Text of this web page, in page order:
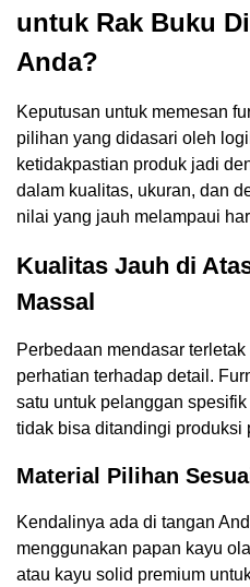
untuk Rak Buku
Anda?
Keputusan untuk memesan
pilihan yang didasari oleh
ketidakpastian produk jadi
dalam kualitas, ukuran, dan
nilai yang jauh melampaui
Kualitas Jauh di
Massal
Perbedaan mendasar
perhatian terhadap detail.
satu untuk pelanggan
tidak bisa ditandingi produksi
Material Pilihan
Kendalinya ada di tangan
menggunakan papan kayu
atau kayu solid premium